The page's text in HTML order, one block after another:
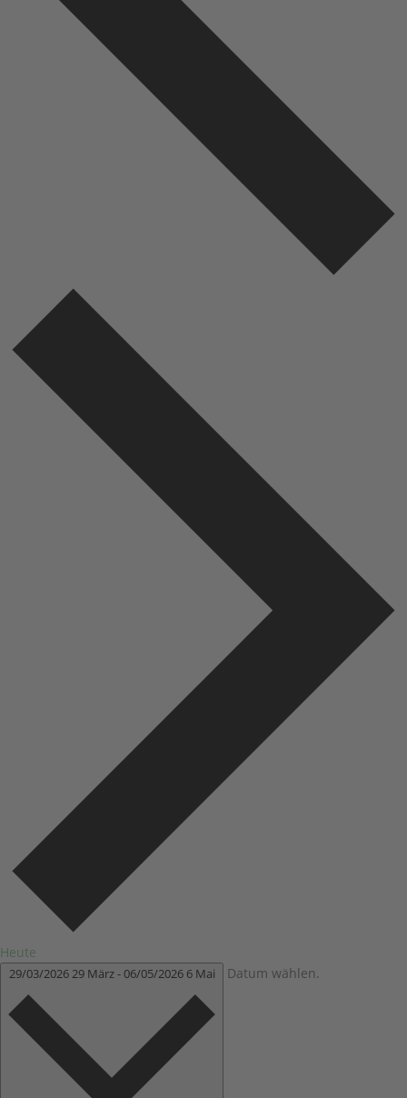
Heute
29/03/202629 März-06/05/2026 6 Mai Datum wählen.